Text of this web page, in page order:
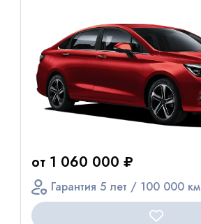
от 1 060 000 ₽
Гарантия 5 лет / 100 000 км